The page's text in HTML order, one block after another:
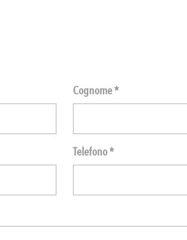
Cognome *
Telefono *